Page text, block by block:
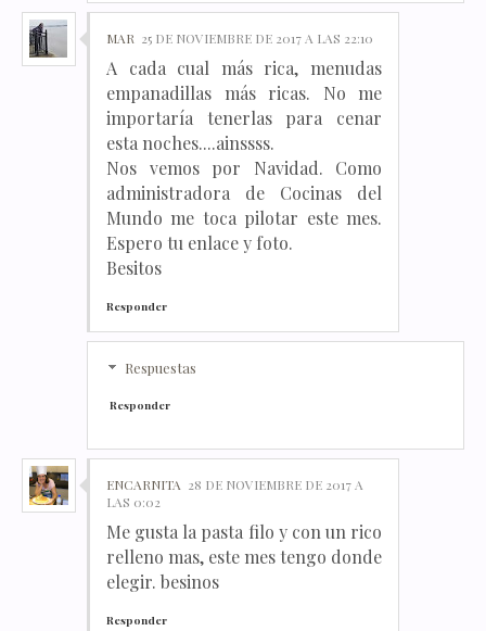
MAR 25 DE NOVIEMBRE DE 2017 A LAS 22:10
A cada cual más rica, menudas
empanadillas más ricas. No me
importaría tenerlas para cenar
esta noches....ainssss.
Nos vemos por Navidad. Como
administradora de Cocinas del
Mundo me toca pilotar este mes.
Espero tu enlace y foto.
Besitos
Responder
Respuestas
Responder
ENCARNITA 28 DE NOVIEMBRE DE 2017 A
LAS 0:02
Me gusta la pasta filo y con un rico
relleno mas, este mes tengo donde
elegir. besinos
Responder